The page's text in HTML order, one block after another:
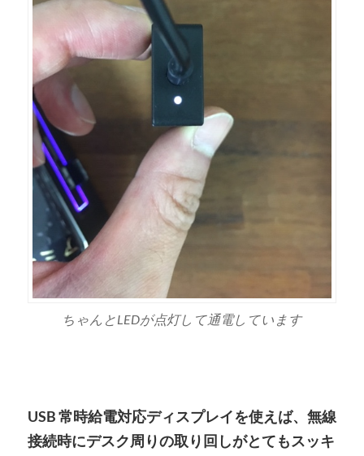
ちゃんとLEDが点灯して通電しています
USB 常時給電対応ディスプレイを使えば、無線
接続時にデスク周りの取り回しがとてもスッキ